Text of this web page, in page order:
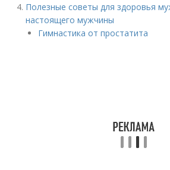
Полезные советы для здоровья
настоящего мужчины
Гимнастика от простатита